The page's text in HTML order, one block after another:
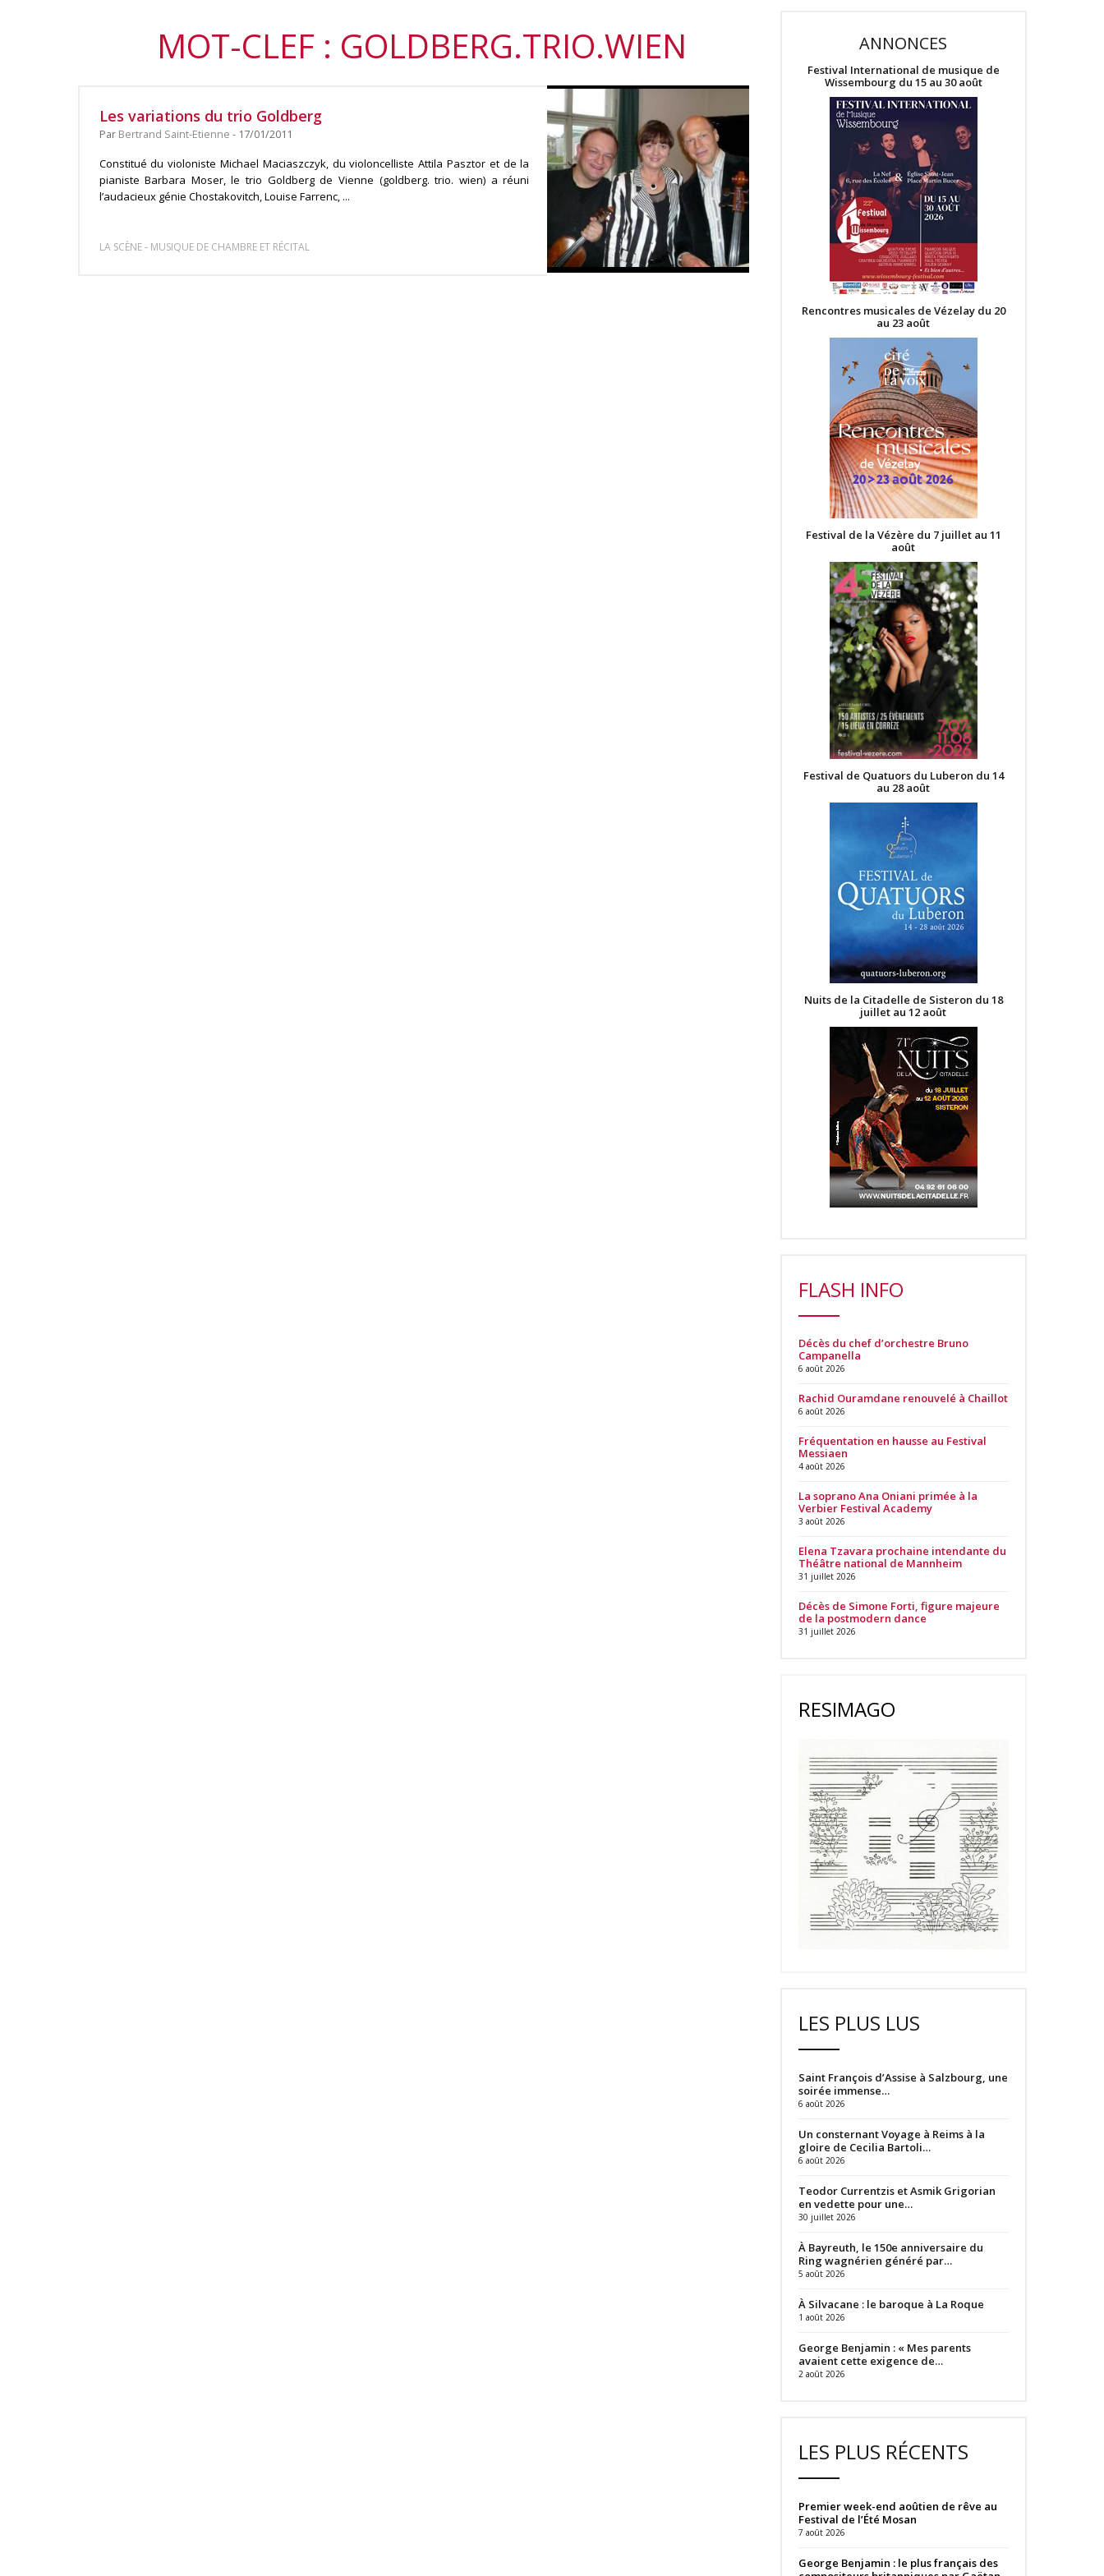
MOT-CLEF : GOLDBERG.TRIO.WIEN
Les variations du trio Goldberg
Par Bertrand Saint-Etienne - 17/01/2011
Constitué du violoniste Michael Maciaszczyk, du violoncelliste Attila Pasztor et de la
pianiste Barbara Moser, le trio Goldberg de Vienne (goldberg. trio. wien) a réuni
l’audacieux génie Chostakovitch, Louise Farrenc, ...
LA SCÈNE- MUSIQUE DE CHAMBRE ET RÉCITAL
ANNONCES
Festival International de musique de
Wissembourg du 15 au 30 août
Rencontres musicales de Vézelay du 20
au 23 août
Festival de la Vézère du 7 juillet au 11
août
Festival de Quatuors du Luberon du 14
au 28 août
Nuits de la Citadelle de Sisteron du 18
juillet au 12 août
FLASH INFO
Décès du chef d’orchestre Bruno
Campanella
6 août 2026
Rachid Ouramdane renouvelé à Chaillot
6 août 2026
Fréquentation en hausse au Festival
Messiaen
4 août 2026
La soprano Ana Oniani primée à la
Verbier Festival Academy
3 août 2026
Elena Tzavara prochaine intendante du
Théâtre national de Mannheim
31 juillet 2026
Décès de Simone Forti, figure majeure
de la postmodern dance
31 juillet 2026
RESIMAGO
LES PLUS LUS
Saint François d’Assise à Salzbourg, une
soirée immense…
6 août 2026
Un consternant Voyage à Reims à la
gloire de Cecilia Bartoli…
6 août 2026
Teodor Currentzis et Asmik Grigorian
en vedette pour une…
30 juillet 2026
À Bayreuth, le 150e anniversaire du
Ring wagnérien généré par…
5 août 2026
À Silvacane : le baroque à La Roque
1 août 2026
George Benjamin : « Mes parents
avaient cette exigence de…
2 août 2026
LES PLUS RÉCENTS
Premier week-end aoûtien de rêve au
Festival de l’Été Mosan
7 août 2026
George Benjamin : le plus français des